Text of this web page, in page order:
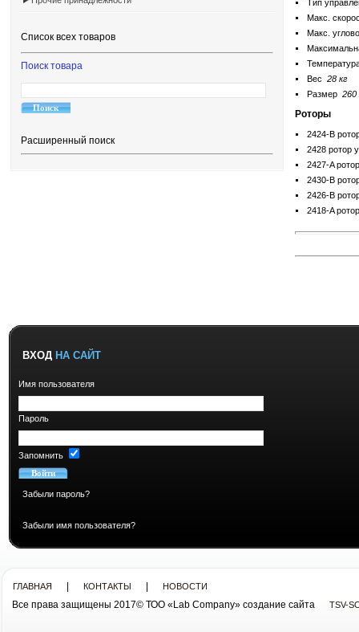
Список всех товаров
Поиск товара
Расширенный поиск
Тип
Макс.
Макс.
Вес 28 кг
Размер 260
Роторы
2424-B
2428 ротор
2427-A
2430-B
2426-B
2418-A
ВХОД НА САЙТ
Имя пользователя
Пароль
Запомнить
Забыли пароль?
Забыли имя пользователя?
ГЛАВНАЯ КОНТАКТЫ НОВОСТИ
Все права защищены 2017© ТОО «Lab Company» cоздание сайта TSV-